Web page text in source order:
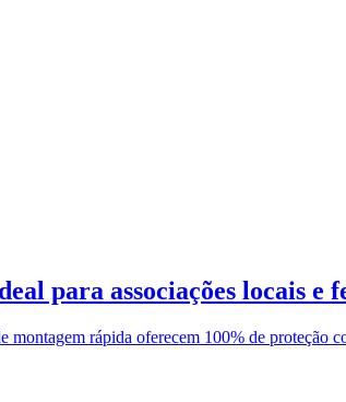
para associações locais e
montagem rápida oferecem 100% de proteção